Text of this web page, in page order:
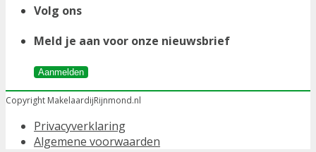
Volg ons
Meld je aan voor onze nieuwsbrief
Aanmelden
Copyright MakelaardijRijnmond.nl
Privacyverklaring
Algemene voorwaarden